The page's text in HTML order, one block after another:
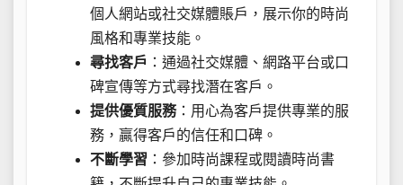
個人網站或社交媒體賬戶，展示你的時尚
風格和專業技能。
尋找客戶 ：通過社交媒體、網路平台或口
碑宣傳等方式尋找潛在客戶。
提供優質服務：用心為客戶提供專業的服
務，贏得客戶的信任和口碑。
不斷學習 ：參加時尚課程或閱讀時尚書